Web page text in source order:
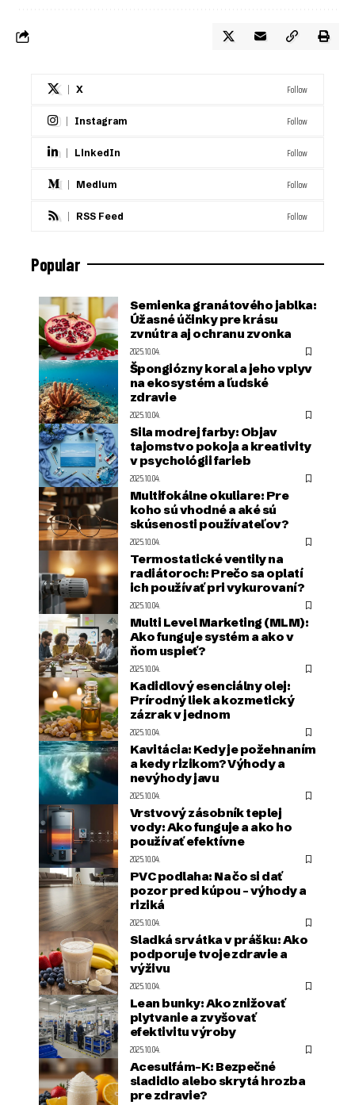
X Follow
Instagram Follow
LinkedIn Follow
Medium Follow
RSS Feed Follow
Popular
Semienka granátového jablka:
Úžasné účinky pre krásu
zvnútra aj ochranu zvonka
2025.10.04.
Špongiózny koral a jeho vplyv
na ekosystém a ľudské
zdravie
2025.10.04.
Sila modrej farby: Objav
tajomstvo pokoja a kreativity
v psychológii farieb
2025.10.04.
Multifokálne okuliare: Pre
koho sú vhodné a aké sú
skúsenosti používateľov?
2025.10.04.
Termostatické ventily na
radiátoroch: Prečo sa oplatí
ich používať pri vykurovaní?
2025.10.04.
Multi Level Marketing (MLM):
Ako funguje systém a ako v
ňom uspieť?
2025.10.04.
Kadidlový esenciálny olej:
Prírodný liek a kozmetický
zázrak v jednom
2025.10.04.
Kavitácia: Kedy je požehnaním
a kedy rizikom? Výhody a
nevýhody javu
2025.10.04.
Vrstvový zásobník teplej
vody: Ako funguje a ako ho
používať efektívne
2025.10.04.
PVC podlaha: Na čo si dať
pozor pred kúpou – výhody a
riziká
2025.10.04.
Sladká srvátka v prášku: Ako
podporuje tvoje zdravie a
výživu
2025.10.04.
Lean bunky: Ako znižovať
plytvanie a zvyšovať
efektivitu výroby
2025.10.04.
Acesulfám-K: Bezpečné
sladidlo alebo skrytá hrozba
pre zdravie?